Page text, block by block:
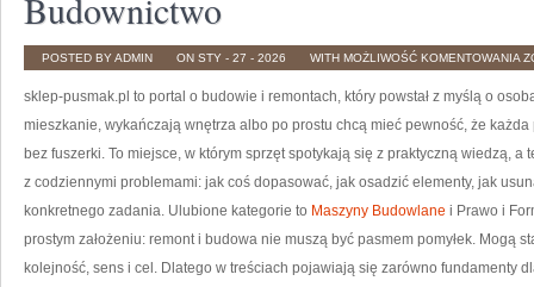
Budownictwo
POSTED BY ADMIN ON STY - 27 - 2026 WITH MOŻLIWOŚĆ KOMENTOWANIA
sklep-pusmak.pl to portal o budowie i remontach, który powstał z myślą o
mieszkanie, wykańczają wnętrza albo po prostu chcą mieć pewność, że
bez fuszerki. To miejsce, w którym sprzęt spotykają się z praktyczną wiedzą, a
z codziennymi problemami: jak coś dopasować, jak osadzić elementy, jak
konkretnego zadania. Ulubione kategorie to Maszyny Budowlane i Prawo i
prostym założeniu: remont i budowa nie muszą być pasmem pomyłek. Mogą
kolejność, sens i cel. Dlatego w treściach pojawiają się zarówno fundamenty